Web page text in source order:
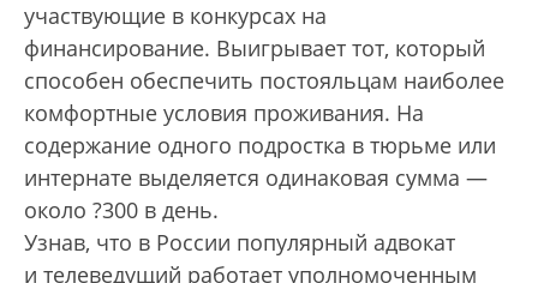
участвующие в конкурсах на
финансирование. Выигрывает тот, который
способен обеспечить постояльцам наиболее
комфортные условия проживания. На
содержание одного подростка в тюрьме или
интернате выделяется одинаковая сумма —
около ?300 в день.
Узнав, что в России популярный адвокат
и телеведущий работает уполномоченным